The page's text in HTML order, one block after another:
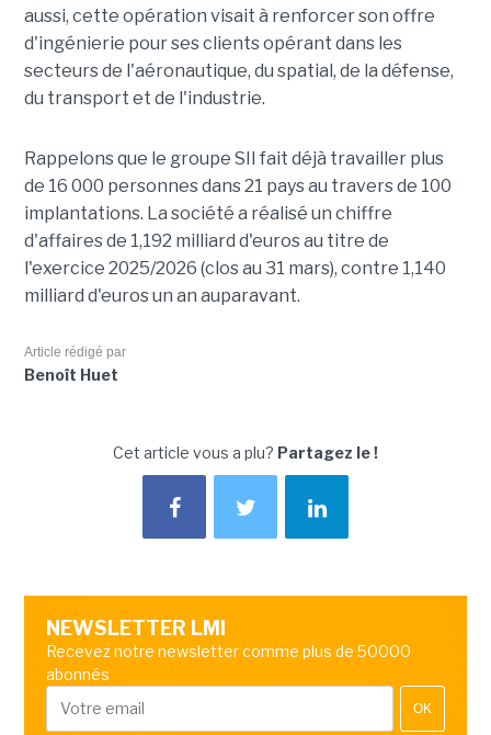
aussi, cette opération visait à renforcer son offre
d'ingénierie pour ses clients opérant dans les
secteurs de l'aéronautique, du spatial, de la défense,
du transport et de l'industrie.
Rappelons que le groupe SII fait déjà travailler plus
de 16 000 personnes dans 21 pays au travers de 100
implantations. La société a réalisé un chiffre
d'affaires de 1,192 milliard d'euros au titre de
l'exercice 2025/2026 (clos au 31 mars), contre 1,140
milliard d'euros un an auparavant.
Article rédigé par
Benoît Huet
Cet article vous a plu? Partagez le !
NEWSLETTER LMI
Recevez notre newsletter comme plus de 50000
abonnés
OK